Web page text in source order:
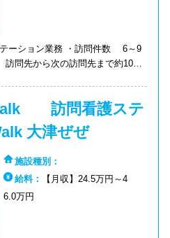
テーション業務 ・訪問件数 6～9
問先から次の訪問先まで約10～
告書作成業務 ・iBowの記録ソフ
訪問看護ステ
大津ぜぜ
施設種別：
給料：
【月収】24.5万円～4
6.0万円